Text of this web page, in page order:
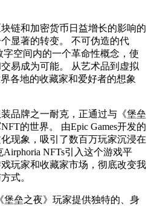
链和加密货币日益增长的影响的
显著的转变。 不可伪造的代
空间内的一个革命性概念，使
易成为可能。 从艺术品到虚拟
各地的收藏家和爱好者的想象
品牌之一耐克，正通过与《堡垒
的世界。 由Epic Games开发的
现象，吸引了数百万玩家沉浸在
NFTs引入这个游戏平
玩家和收藏家市场，彻底改变我
式。
堡垒之夜》玩家提供独特的、身